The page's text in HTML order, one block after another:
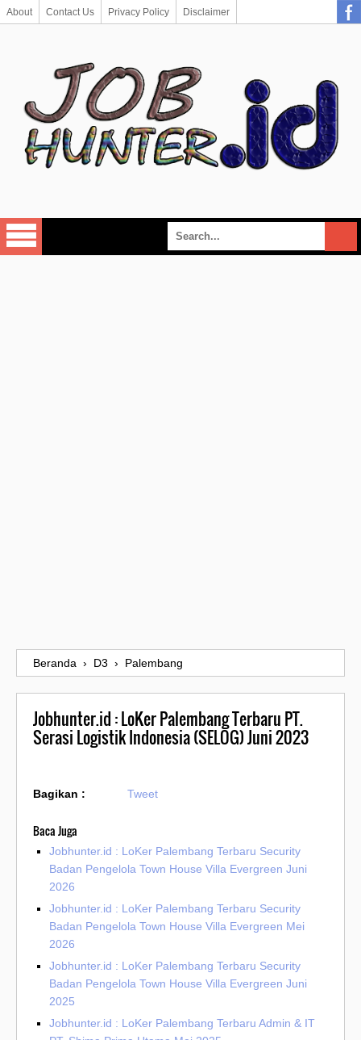
About Contact Us Privacy Policy Disclaimer
Beranda › D3 › Palembang
Jobhunter.id : LoKer Palembang Terbaru PT.
Serasi Logistik Indonesia (SELOG) Juni 2023
Bagikan : Tweet
Baca Juga
Jobhunter.id : LoKer Palembang Terbaru Security
Badan Pengelola Town House Villa Evergreen Juni
2026
Jobhunter.id : LoKer Palembang Terbaru Security
Badan Pengelola Town House Villa Evergreen Mei
2026
Jobhunter.id : LoKer Palembang Terbaru Security
Badan Pengelola Town House Villa Evergreen Juni
2025
Jobhunter.id : LoKer Palembang Terbaru Admin & IT